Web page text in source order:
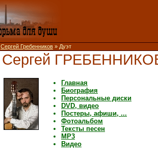
Сергей Гребенников » Дуэт
Сергей
Главная
Биография
Персональные диски
DVD, видео
Постеры, афиши, ...
Фотоальбом
Тексты песен
MP3
Видео